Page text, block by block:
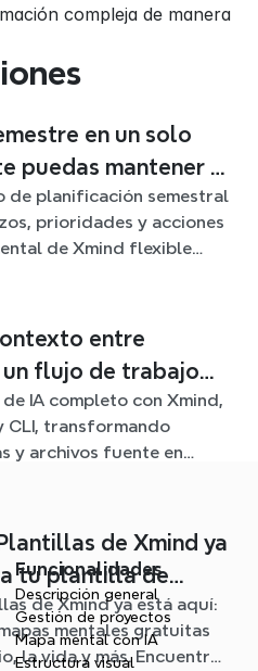
compleja de manera
en un solo
puedas mantener al
de planificación semestral
prioridades y acciones
de Xmind flexible
entre
un flujo de trabajo
IA completo con Xmind,
CLI, transformando
y archivos fuente en
de Xmind ya
tu plantilla de
situación
de Xmind ya está aquí:
mentales gratuitas
la vida y más. Encuentra
Funcionalidades
Descripción general
Gestión de proyectos
Mapa mental con IA
Estructura visual